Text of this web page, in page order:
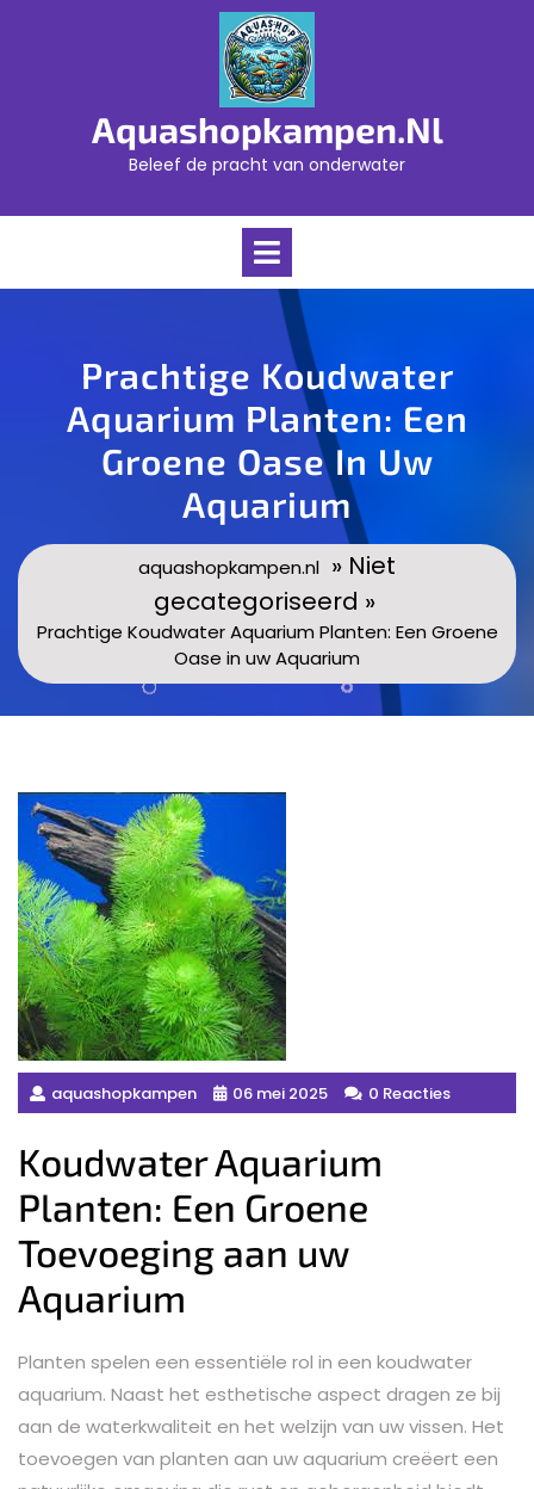
Aquashopkampen.nl
Beleef de pracht van onderwater
Open
Prachtige Koudwater
Aquarium Planten: Een
Groene Oase In Uw
Aquarium
aquashopkampen.nl » Niet
gecategoriseerd »
Prachtige Koudwater Aquarium Planten: Een Groene
Oase in uw Aquarium
aquashopkampen 06 mei 2025 0 Reacties
Koudwater Aquarium
Planten: Een Groene
Toevoeging aan uw
Aquarium
Planten spelen een essentiële rol in een koudwater
aquarium. Naast het esthetische aspect dragen ze bij
aan de waterkwaliteit en het welzijn van uw vissen. Het
toevoegen van planten aan uw aquarium creëert een